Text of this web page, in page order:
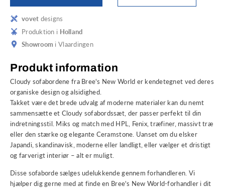
vovet designs
Produktion i Holland
Showroom i Vlaardingen
Produkt information
Cloudy sofabordene fra Bree's New World er kendetegnet ved deres
organiske design og alsidighed.
Takket være det brede udvalg af moderne materialer kan du nemt
sammensætte et Cloudy sofabordssæt, der passer perfekt til din
indretningsstil. Miks og match med HPL, Fenix, træfiner, massivt træ
eller den stærke og elegante Ceramstone. Uanset om du elsker
Japandi, skandinavisk, moderne eller landligt, eller vælger et dristigt
og farverigt interiør – alt er muligt.
Disse sofaborde sælges udelukkende gennem forhandleren. Vi
hjælper dig gerne med at finde en Bree's New World-forhandler i dit